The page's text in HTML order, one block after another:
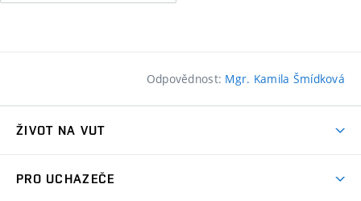
Odpovědnost: Mgr. Kamila Šmídková
ŽIVOT NA VUT
PRO UCHAZEČE